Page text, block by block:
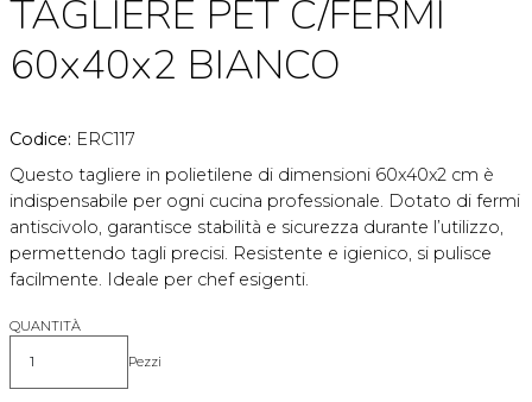
TAGLIERE PET C/FERMI
60x40x2 BIANCO
Codice: ERC117
Questo tagliere in polietilene di dimensioni 60x40x2 cm è
indispensabile per ogni cucina professionale. Dotato di fermi
antiscivolo, garantisce stabilità e sicurezza durante l’utilizzo,
permettendo tagli precisi. Resistente e igienico, si pulisce
facilmente. Ideale per chef esigenti.
QUANTITÀ
Quantità Pezzi